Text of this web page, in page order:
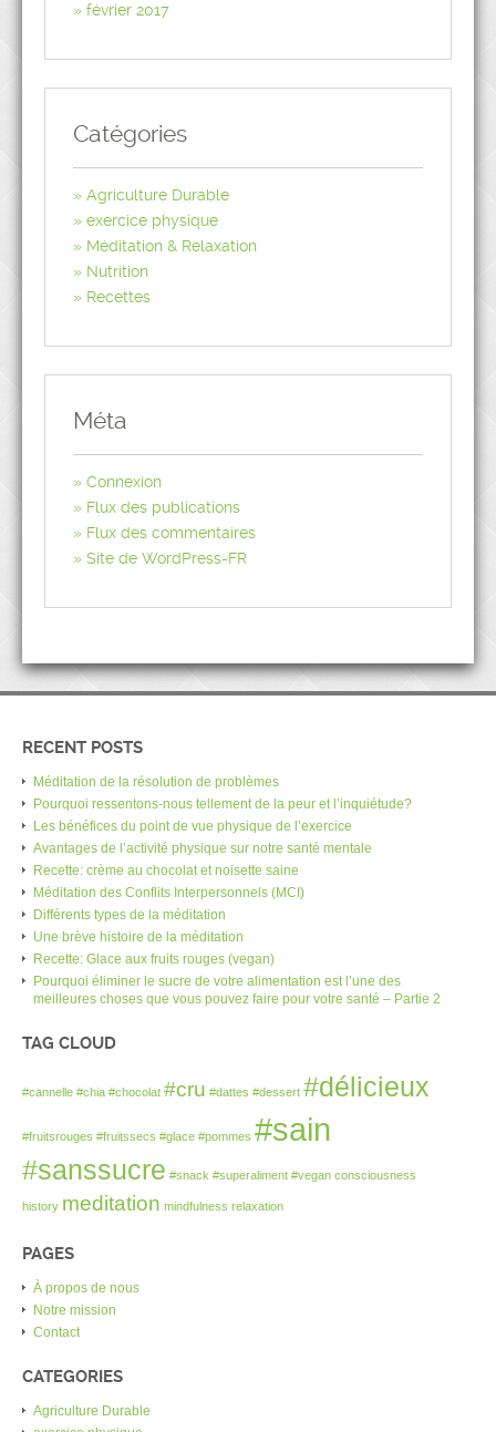
février 2017
Catégories
Agriculture Durable
exercice physique
Méditation & Relaxation
Nutrition
Recettes
Méta
Connexion
Flux des publications
Flux des commentaires
Site de WordPress-FR
RECENT POSTS
Méditation de la résolution de problèmes
Pourquoi ressentons-nous tellement de la peur et l’inquiétude?
Les bénéfices du point de vue physique de l’exercice
Avantages de l’activité physique sur notre santé mentale
Recette: crème au chocolat et noisette saine
Méditation des Conflits Interpersonnels (MCI)
Différents types de la méditation
Une brève histoire de la méditation
Recette: Glace aux fruits rouges (vegan)
Pourquoi éliminer le sucre de votre alimentation est l’une des
meilleures choses que vous pouvez faire pour votre santé – Partie 2
TAG CLOUD
#cannelle #chia #chocolat #cru #dattes #dessert #délicieux
#fruitsrouges #fruitssecs #glace #pommes #sain
#sanssucre #snack #superaliment #vegan consciousness
history meditation mindfulness relaxation
PAGES
À propos de nous
Notre mission
Contact
CATEGORIES
Agriculture Durable